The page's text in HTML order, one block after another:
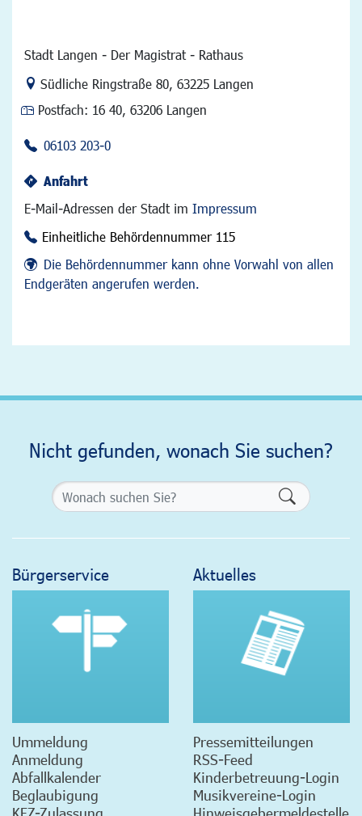
Stadt Langen - Der Magistrat - Rathaus
Link zur Google-Maps Navigation
Südliche Ringstraße 80, 63225 Langen
Postfach: 16 40, 63206 Langen
06103 203-0
Anfahrt
E-Mail-Adressen der Stadt im Impressum
Einheitliche Behördennummer 115
Die Behördennummer kann ohne Vorwahl von allen
Endgeräten angerufen werden.
Nicht gefunden, wonach Sie suchen?
Bürgerservice
Ummeldung
Anmeldung
Abfallkalender
Beglaubigung
Aktuelles
Pressemitteilungen
RSS-Feed
Kinderbetreuung-Login
Musikvereine-Login